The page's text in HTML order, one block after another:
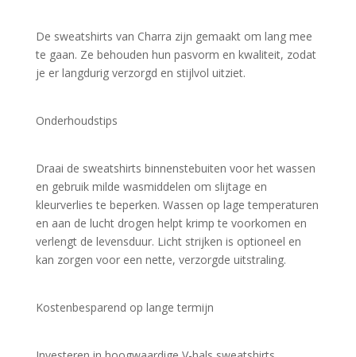
De sweatshirts van Charra zijn gemaakt om lang mee
te gaan. Ze behouden hun pasvorm en kwaliteit, zodat
je er langdurig verzorgd en stijlvol uitziet.
Onderhoudstips
Draai de sweatshirts binnenstebuiten voor het wassen
en gebruik milde wasmiddelen om slijtage en
kleurverlies te beperken. Wassen op lage temperaturen
en aan de lucht drogen helpt krimp te voorkomen en
verlengt de levensduur. Licht strijken is optioneel en
kan zorgen voor een nette, verzorgde uitstraling.
Kostenbesparend op lange termijn